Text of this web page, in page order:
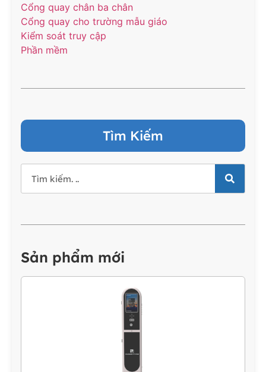
Cổng quay chân ba chân
Cổng quay cho trường mẫu giáo
Kiểm soát truy cập
Phần mềm
Tìm Kiếm
Sản phẩm mới